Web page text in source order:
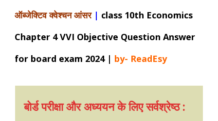
ऑब्जेक्टिव क्वेश्चन आंसर | class 10th Economics
Chapter 4 VVI Objective Question Answer
for board exam 2024 | by- ReadEsy
बोर्ड परीक्षा और अध्ययन के लिए सर्वश्रेष्ठ :